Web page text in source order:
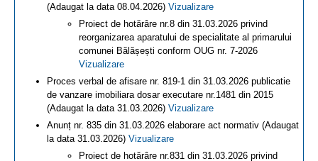
(Adaugat la data 08.04.2026) Vizualizare
Proiect de hotărâre nr.8 din 31.03.2026 privind
reorganizarea aparatului de specialitate al primarului
comunei Bălășești conform OUG nr. 7-2026
Vizualizare
Proces verbal de afisare nr. 819-1 din 31.03.2026 publicatie
de vanzare imobiliara dosar executare nr.1481 din 2015
(Adaugat la data 31.03.2026) Vizualizare
Anunț nr. 835 din 31.03.2026 elaborare act normativ (Adaugat
la data 31.03.2026) Vizualizare
Proiect de hotărâre nr.831 din 31.03.2026 privind